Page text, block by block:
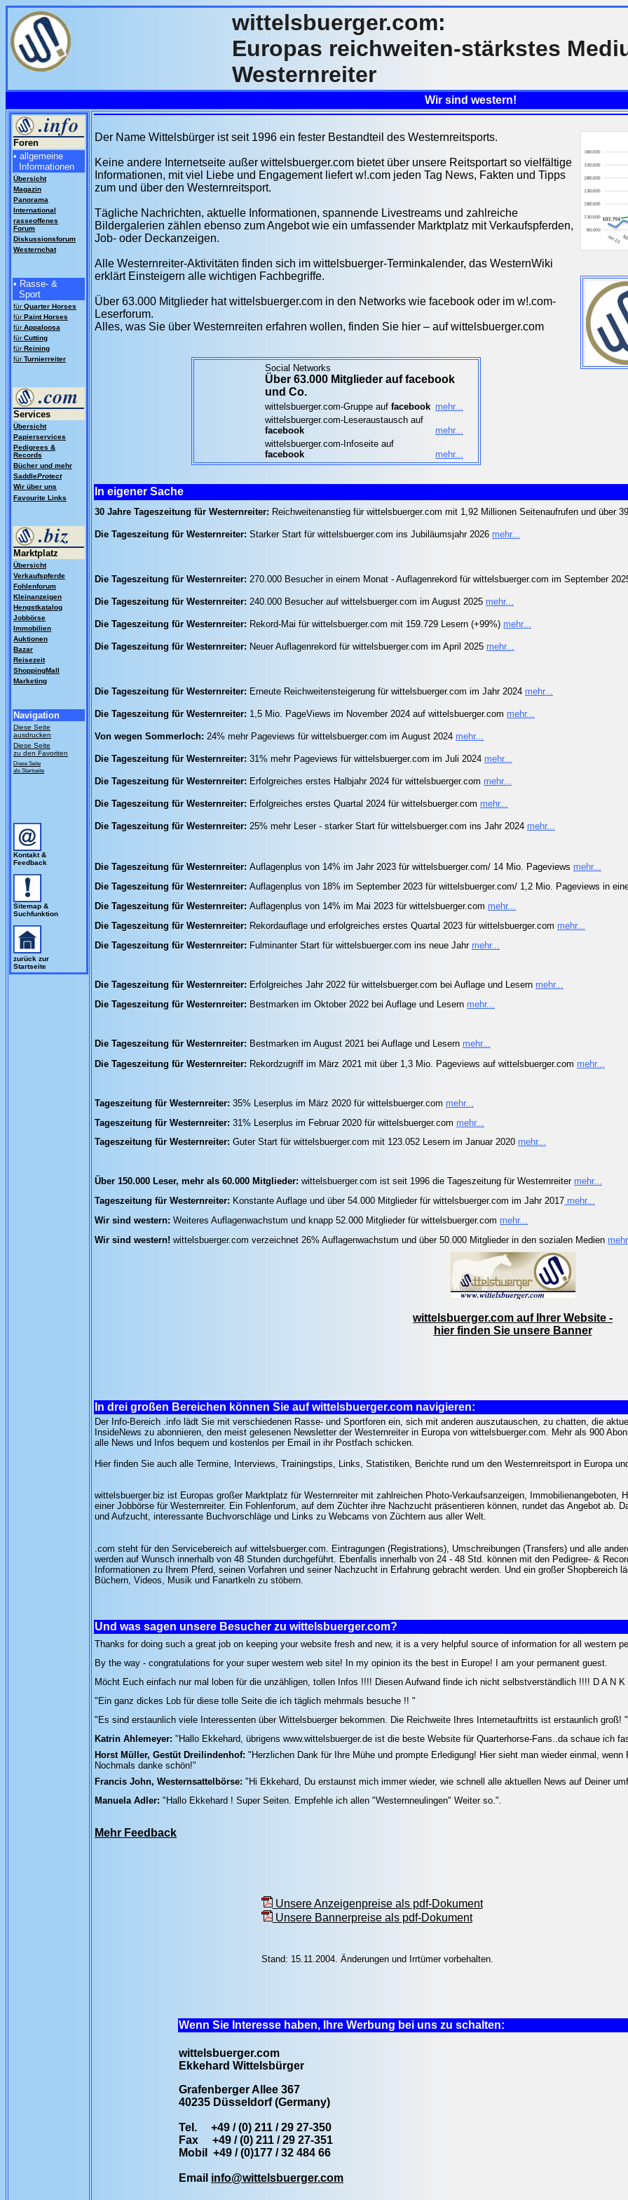
wittelsbuerger.com:
Europas reichweiten-stärkstes
Westernreiter
Wir sind western!
Foren
• allgemeine
Informationen
Übersicht
Magazin
Panorama
International
rasseoffenes
Forum
Diskussionsforum
Westernchat
• Rasse- &
Sport
fürQuarter Horses
fürPaint Horses
fürAppaloosa
fürCutting
fürReining
fürTurnierreiter
Services
Übersicht
Papierservices
Pedigrees &
Records
Bücher und mehr
SaddleProtect
Wir über uns
Favourite Links
Marktplatz
Übersicht
Verkaufspferde
Fohlenforum
Kleinanzeigen
Hengstkatalog
Jobbörse
Immobilien
Auktionen
Bazar
Reisezeit
ShoppingMall
Marketing
Navigation
Diese Seite
ausdrucken
Diese Seite
zu den Favoriten
Diese Seite
als Startseite
Kontakt &
Feedback
Sitemap &
Suchfunktion
zurück zur
Startseite
Der Name Wittelsbürger ist seit 1996 ein fester Bestandteil des Westernreitsports.
Keine andere Internetseite außer wittelsbuerger.com bietet über unsere Reitsportart so vielfältige
Informationen, mit viel Liebe und Engagement liefert w!.com jeden Tag News, Fakten und Tipps
zum und über den Westernreitsport.
Tägliche Nachrichten, aktuelle Informationen, spannende Livestreams und zahlreiche
Bildergalerien zählen ebenso zum Angebot wie ein umfassender Marktplatz mit Verkaufspferden,
Job- oder Deckanzeigen.
Alle Westernreiter-Aktivitäten finden sich im wittelsbuerger-Terminkalender, das WesternWiki
erklärt Einsteigern alle wichtigen Fachbegriffe.
Über 63.000 Mitglieder hat wittelsbuerger.com in den Networks wie facebook oder im w!.com-
Leserforum.
Alles, was Sie über Westernreiten erfahren wollen, finden Sie hier – auf wittelsbuerger.com
Social Networks
Über 63.000 Mitglieder auf facebook
und Co.
wittelsbuerger.com-Gruppe auf facebook mehr...
wittelsbuerger.com-Leseraustausch auf
facebook
mehr...
wittelsbuerger.com-Infoseite auf
facebook
mehr...
In eigener Sache
30 Jahre Tageszeitung für Westernreiter: Reichweitenanstieg für wittelsbuerger.com mit 1,92 Millionen Seitenaufrufen und über
Die Tageszeitung für Westernreiter: Starker Start für wittelsbuerger.com ins Jubiläumsjahr 2026 mehr...
Die Tageszeitung für Westernreiter: 270.000 Besucher in einem Monat - Auflagenrekord für wittelsbuerger.com im September
Die Tageszeitung für Westernreiter: 240.000 Besucher auf wittelsbuerger.com im August 2025 mehr...
Die Tageszeitung für Westernreiter: Rekord-Mai für wittelsbuerger.com mit 159.729 Lesern (+99%) mehr...
Die Tageszeitung für Westernreiter: Neuer Auflagenrekord für wittelsbuerger.com im April 2025 mehr...
Die Tageszeitung für Westernreiter: Erneute Reichweitensteigerung für wittelsbuerger.com im Jahr 2024 mehr...
Die Tageszeitung für Westernreiter: 1,5 Mio. PageViews im November 2024 auf wittelsbuerger.com mehr...
Von wegen Sommerloch: 24% mehr Pageviews für wittelsbuerger.com im August 2024 mehr...
Die Tageszeitung für Westernreiter: 31% mehr Pageviews für wittelsbuerger.com im Juli 2024 mehr...
Die Tageszeitung für Westernreiter: Erfolgreiches erstes Halbjahr 2024 für wittelsbuerger.com mehr...
Die Tageszeitung für Westernreiter: Erfolgreiches erstes Quartal 2024 für wittelsbuerger.com mehr...
Die Tageszeitung für Westernreiter: 25% mehr Leser - starker Start für wittelsbuerger.com ins Jahr 2024 mehr...
Die Tageszeitung für Westernreiter: Auflagenplus von 14% im Jahr 2023 für wittelsbuerger.com/ 14 Mio. Pageviews mehr...
Die Tageszeitung für Westernreiter: Auflagenplus von 18% im September 2023 für wittelsbuerger.com/ 1,2 Mio. Pageviews in
Die Tageszeitung für Westernreiter: Auflagenplus von 14% im Mai 2023 für wittelsbuerger.com mehr...
Die Tageszeitung für Westernreiter: Rekordauflage und erfolgreiches erstes Quartal 2023 für wittelsbuerger.com mehr...
Die Tageszeitung für Westernreiter: Fulminanter Start für wittelsbuerger.com ins neue Jahr mehr...
Die Tageszeitung für Westernreiter: Erfolgreiches Jahr 2022 für wittelsbuerger.com bei Auflage und Lesern mehr...
Die Tageszeitung für Westernreiter: Bestmarken im Oktober 2022 bei Auflage und Lesern mehr...
Die Tageszeitung für Westernreiter: Bestmarken im August 2021 bei Auflage und Lesern mehr...
Die Tageszeitung für Westernreiter: Rekordzugriff im März 2021 mit über 1,3 Mio. Pageviews auf wittelsbuerger.com mehr...
Tageszeitung für Westernreiter: 35% Leserplus im März 2020 für wittelsbuerger.com mehr...
Tageszeitung für Westernreiter: 31% Leserplus im Februar 2020 für wittelsbuerger.com mehr...
Tageszeitung für Westernreiter: Guter Start für wittelsbuerger.com mit 123.052 Lesern im Januar 2020 mehr...
Über 150.000 Leser, mehr als 60.000 Mitglieder: wittelsbuerger.com ist seit 1996 die Tageszeitung für Westernreiter mehr...
Tageszeitung für Westernreiter: Konstante Auflage und über 54.000 Mitglieder für wittelsbuerger.com im Jahr 2017 mehr...
Wir sind western: Weiteres Auflagenwachstum und knapp 52.000 Mitglieder für wittelsbuerger.com mehr...
Wir sind western! wittelsbuerger.com verzeichnet 26% Auflagenwachstum und über 50.000 Mitglieder in den sozialen Medien
wittelsbuerger.com auf Ihrer Website -
hier finden Sie unsere Banner
In drei großen Bereichen können Sie auf wittelsbuerger.com navigieren:
Der Info-Bereich .info lädt Sie mit verschiedenen Rasse- und Sportforen ein, sich mit anderen auszutauschen, zu chatten, die
InsideNews zu abonnieren, den meist gelesenen Newsletter der Westernreiter in Europa von wittelsbuerger.com. Mehr als 900
alle News und Infos bequem und kostenlos per Email in ihr Postfach schicken.
Hier finden Sie auch alle Termine, Interviews, Trainingstips, Links, Statistiken, Berichte rund um den Westernreitsport in Europa
wittelsbuerger.biz ist Europas großer Marktplatz für Westernreiter mit zahlreichen Photo-Verkaufsanzeigen, Immobilienangeboten,
einer Jobbörse für Westernreiter. Ein Fohlenforum, auf dem Züchter ihre Nachzucht präsentieren können, rundet das Angebot ab.
und Aufzucht, interessante Buchvorschläge und Links zu Webcams von Züchtern aus aller Welt.
.com steht für den Servicebereich auf wittelsbuerger.com. Eintragungen (Registrations), Umschreibungen (Transfers) und alle
werden auf Wunsch innerhalb von 48 Stunden durchgeführt. Ebenfalls innerhalb von 24 - 48 Std. können mit den Pedigree- &
Informationen zu Ihrem Pferd, seinen Vorfahren und seiner Nachzucht in Erfahrung gebracht werden. Und ein großer Shopbereich
Büchern, Videos, Musik und Fanartkeln zu stöbern.
Und was sagen unsere Besucher zu wittelsbuerger.com?
Thanks for doing such a great job on keeping your website fresh and new, it is a very helpful source of information for all western
By the way - congratulations for your super western web site! In my opinion its the best in Europe! I am your permanent guest.
Möcht Euch einfach nur mal loben für die unzähligen, tollen Infos !!!! Diesen Aufwand finde ich nicht selbstverständlich !!!! D A N
"Ein ganz dickes Lob für diese tolle Seite die ich täglich mehrmals besuche !! "
"Es sind erstaunlich viele Interessenten über Wittelsbuerger bekommen. Die Reichweite Ihres Internetauftritts ist erstaunlich groß! "
Katrin Ahlemeyer: "Hallo Ekkehard, übrigens www.wittelsbuerger.de ist die beste Website für Quarterhorse-Fans..da schaue ich
Horst Müller, Gestüt Dreilindenhof: "Herzlichen Dank für Ihre Mühe und prompte Erledigung! Hier sieht man wieder einmal,
Nochmals danke schön!"
Francis John, Westernsattelbörse: "Hi Ekkehard, Du erstaunst mich immer wieder, wie schnell alle aktuellen News auf Deiner
Manuela Adler: "Hallo Ekkehard ! Super Seiten. Empfehle ich allen "Westernneulingen" Weiter so.".
Mehr Feedback
Unsere Anzeigenpreise als pdf-Dokument
Unsere Bannerpreise als pdf-Dokument
Stand: 15.11.2004. Änderungen und Irrtümer vorbehalten.
Wenn Sie Interesse haben, Ihre Werbung bei uns zu schalten:
wittelsbuerger.com
Ekkehard Wittelsbürger
Grafenberger Allee 367
40235 Düsseldorf (Germany)
Tel. +49 / (0) 211 / 29 27-350
Fax +49 / (0) 211 / 29 27-351
Mobil +49 / (0)177 / 32 484 66
Email info@wittelsbuerger.com